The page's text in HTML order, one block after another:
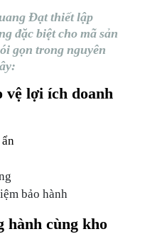
Đạt thiết lập
đặc biệt cho mã sản
gọn trong nguyên
vệ lợi ích doanh
bảo hành
hành cùng kho